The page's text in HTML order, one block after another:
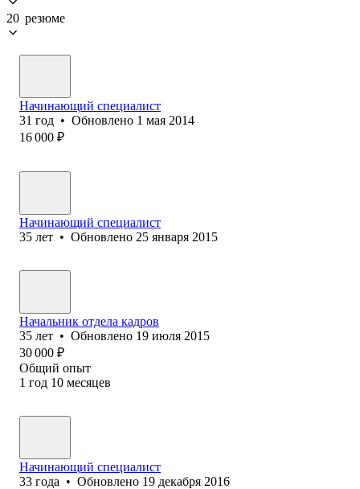
20 резюме
Начинающий специалист
31 год • Обновлено 1 мая 2014
16 000 ₽
Начинающий специалист
35 лет • Обновлено 25 января 2015
Начальник отдела кадров
35 лет • Обновлено 19 июля 2015
30 000 ₽
Общий опыт
1 год 10 месяцев
Начинающий специалист
33 года • Обновлено 19 декабря 2016